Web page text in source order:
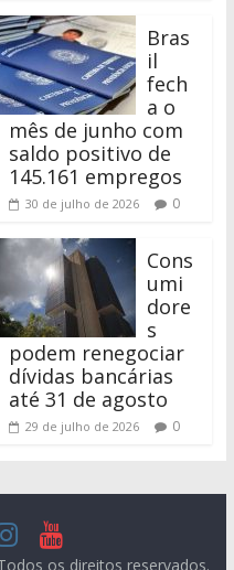
Bras
il
fech
a o
mês de junho com
saldo positivo de
145.161 empregos
30 de julho de 2026 0
Cons
umi
dore
s
podem renegociar
dívidas bancárias
até 31 de agosto
29 de julho de 2026 0
os direitos reservados.